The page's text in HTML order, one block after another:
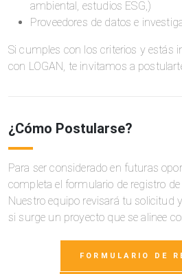
ambiental, estudios ESG,)
Proveedores de datos e
Si cumples con los criterios y estás
con LOGAN, te invitamos a
¿Cómo Postularse?
Para ser considerado en futuras
completa el formulario de registro de
Nuestro equipo revisará tu solicitud
si surge un proyecto que se alinee
FORMULARIO DE